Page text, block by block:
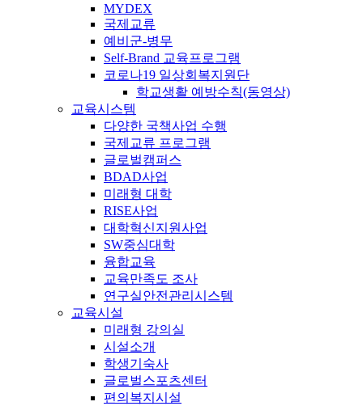
MYDEX
국제교류
예비군-병무
Self-Brand 교육프로그램
코로나19 일상회복지원단
학교생활 예방수칙(동영상)
교육시스템
다양한 국책사업 수행
국제교류 프로그램
글로벌캠퍼스
BDAD사업
미래형 대학
RISE사업
대학혁신지원사업
SW중심대학
융합교육
교육만족도 조사
연구실안전관리시스템
교육시설
미래형 강의실
시설소개
학생기숙사
글로벌스포츠센터
편의복지시설